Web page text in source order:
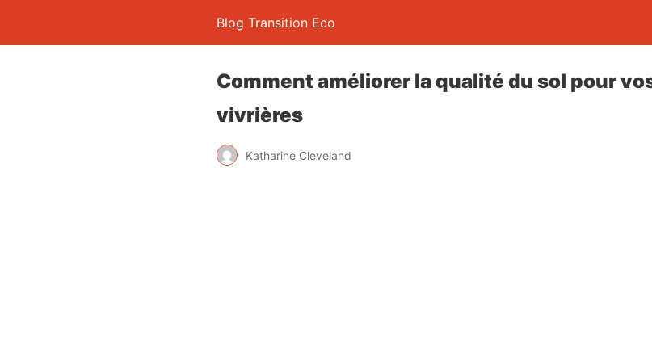
Blog Transition Eco
Comment améliorer la qualité du sol pour
vivrières
Katharine Cleveland